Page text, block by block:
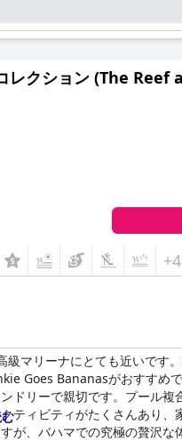
レクション (The
+4
マリーナにとても近いです
Goes Bananasがおすすめ
リーで親切です。プール複
ィビティがたくさんあり、
が、バハマでの究極の贅沢な